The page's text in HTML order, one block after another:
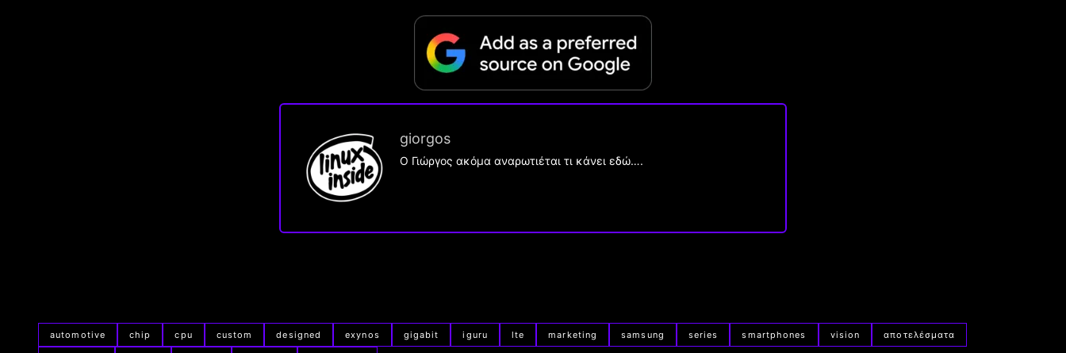
giorgos
Ο Γιώργος ακόμα αναρωτιέται τι κάνει εδώ….
automotive chip cpu custom designed exynos gigabit iguru lte marketing samsung series smartphones vision αποτελέσματα